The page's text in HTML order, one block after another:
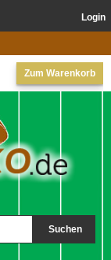
Suchen
Login
Zum Warenkorb